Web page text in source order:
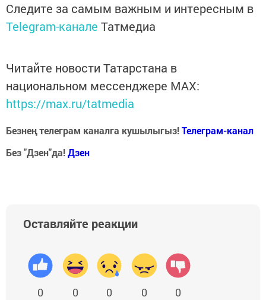
Следите за самым важным и интересным в
Telegram-канале Татмедиа
Читайте новости Татарстана в
национальном мессенджере MАХ:
https://max.ru/tatmedia
Безнең телеграм каналга кушылыгыз!Телеграм-канал
Без "Дзен"да!Дзен
Оставляйте реакции
0 0 0 0 0